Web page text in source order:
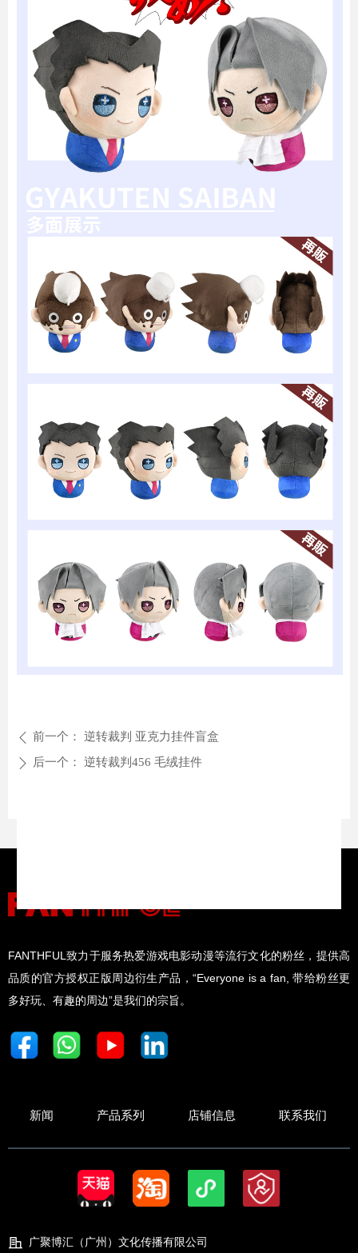
ꄴ 前一个： 逆转裁判 亚克力挂件盲盒
ꄲ 后一个： 逆转裁判456 毛绒挂件
新闻 产品系列 店铺信息 联系我们
FANTHFUL致力于服务热爱游戏电影动漫等流行文化的粉丝，提供高
品质的官方授权正版周边衍生产品，“Everyone is a fan, 带给粉丝更
多好玩、有趣的周边”是我们的宗旨。
广聚博汇（广州）文化传播有限公司